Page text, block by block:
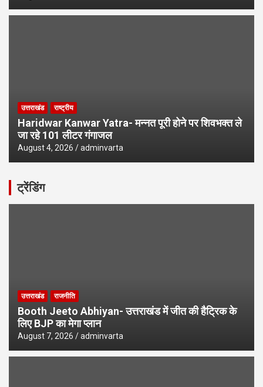
उत्तराखंड राष्ट्रीय
Haridwar Kanwar Yatra- मन्नत पूरी होने पर शिवभक्त ले
जा रहे 101 लीटर गंगाजल
August 4, 2026 adminvarta
ट्रेंडिंग
उत्तराखंड राजनीति
Booth Jeeto Abhiyan- उत्तराखंड में जीत की हैट्रिक के
लिए BJP का मेगा प्लान
August 7, 2026 adminvarta